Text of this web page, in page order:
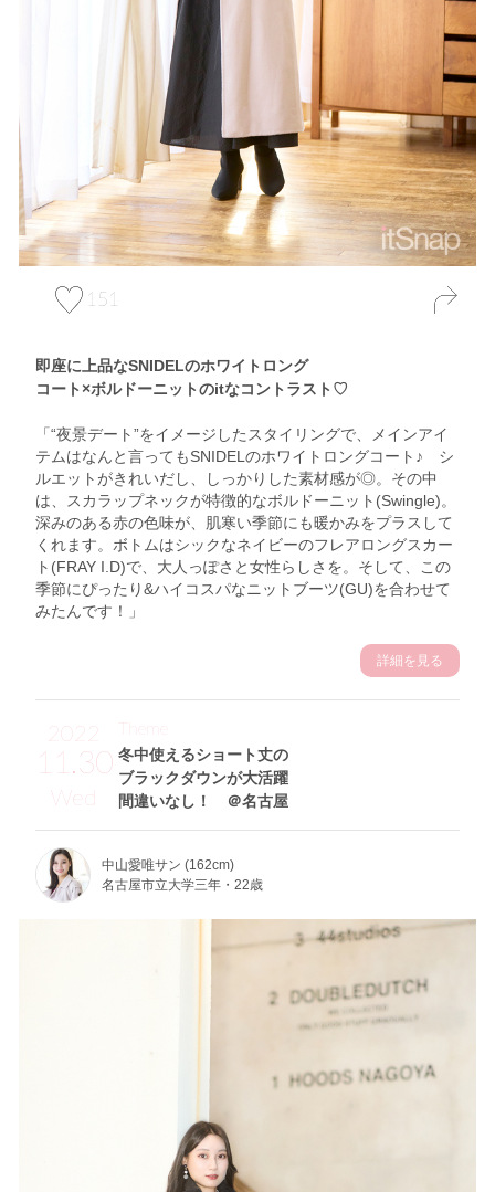
151
即座に上品なSNIDELのホワイトロング
コート×ボルドーニットのitなコントラスト♡
「“夜景デート”をイメージしたスタイリングで、メインアイ
テムはなんと言ってもSNIDELのホワイトロングコート♪ シ
ルエットがきれいだし、しっかりした素材感が◎。その中
は、スカラップネックが特徴的なボルドーニット(Swingle)。
深みのある赤の色味が、肌寒い季節にも暖かみをプラスして
くれます。ボトムはシックなネイビーのフレアロングスカー
ト(FRAY I.D)で、大人っぽさと女性らしさを。そして、この
季節にぴったり&ハイコスパなニットブーツ(GU)を合わせて
みたんです！」
詳細を見る
11.30
Wed
冬中使えるショート丈の
ブラックダウンが大活躍
間違いなし！ ＠名古屋
Theme
中山愛唯サン (162cm)
名古屋市立大学三年・22歳